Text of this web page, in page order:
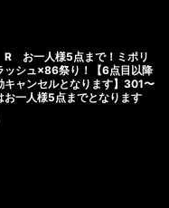
お一人様5点まで！ミポリ
ッシュ×86祭り！【6点目以降
キャンセルとなります】301〜
一人様5点までとなります